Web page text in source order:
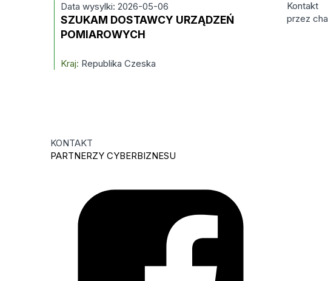
Data wysylki: 2026-05-06
SZUKAM DOSTAWCY URZĄDZEŃ
POMIAROWYCH
Kraj: Republika Czeska
Kontakt
przez
KONTAKT
PARTNERZY CYBERBIZNESU